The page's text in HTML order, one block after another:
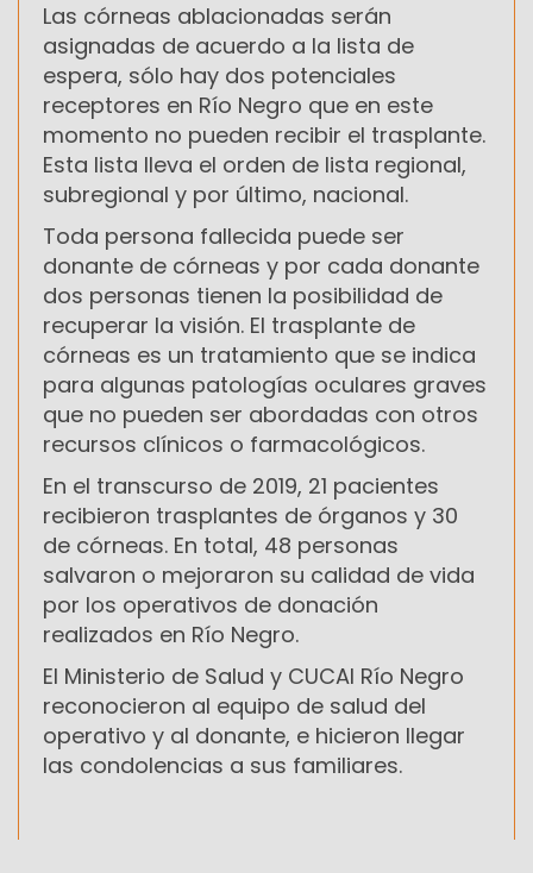
Las córneas ablacionadas serán
asignadas de acuerdo a la lista de
espera, sólo hay dos potenciales
receptores en Río Negro que en este
momento no pueden recibir el trasplante.
Esta lista lleva el orden de lista regional,
subregional y por último, nacional.
Toda persona fallecida puede ser
donante de córneas y por cada donante
dos personas tienen la posibilidad de
recuperar la visión. El trasplante de
córneas es un tratamiento que se indica
para algunas patologías oculares graves
que no pueden ser abordadas con otros
recursos clínicos o farmacológicos.
En el transcurso de 2019, 21 pacientes
recibieron trasplantes de órganos y 30
de córneas. En total, 48 personas
salvaron o mejoraron su calidad de vida
por los operativos de donación
realizados en Río Negro.
El Ministerio de Salud y CUCAI Río Negro
reconocieron al equipo de salud del
operativo y al donante, e hicieron llegar
las condolencias a sus familiares.